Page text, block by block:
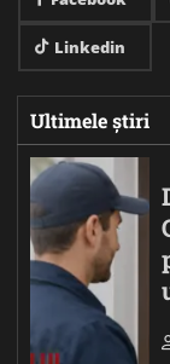
Linkedin
Ultimele știri